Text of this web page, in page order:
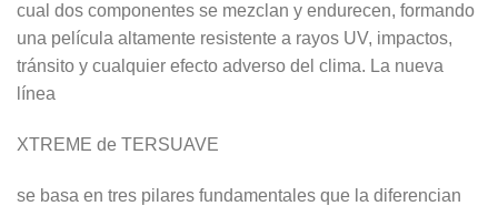
cual dos componentes se mezclan y endurecen, formando
una película altamente resistente a rayos UV, impactos,
tránsito y cualquier efecto adverso del clima. La nueva
línea
XTREME de TERSUAVE
se basa en tres pilares fundamentales que la diferencian